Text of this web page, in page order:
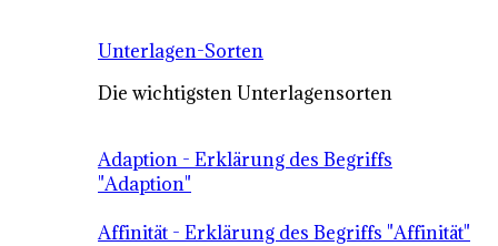
Unterlagen-Sorten
Die wichtigsten Unterlagensorten
Adaption - Erklärung des Begriffs
"Adaption"
Affinität - Erklärung des Begriffs "Affinität"